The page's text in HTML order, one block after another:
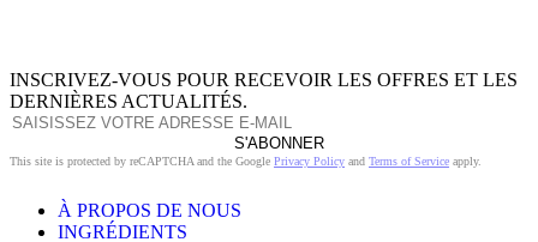
À PROPOS DE NOUS
INGRÉDIENTS
INSCRIVEZ-VOUS POUR RECEVOIR LES OFFRES ET LES
DERNIÈRES ACTUALITÉS.
S'ABONNER
This site is protected by reCAPTCHA and the Google Privacy Policy and Terms of Service apply.